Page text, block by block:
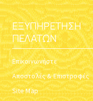
ΕΞΥΠΗΡΈΤΗΣΗ
ΠΕΛΑΤΏΝ
Επικοινωνήστε
Αποστολές & Επιστροφές
Site Map